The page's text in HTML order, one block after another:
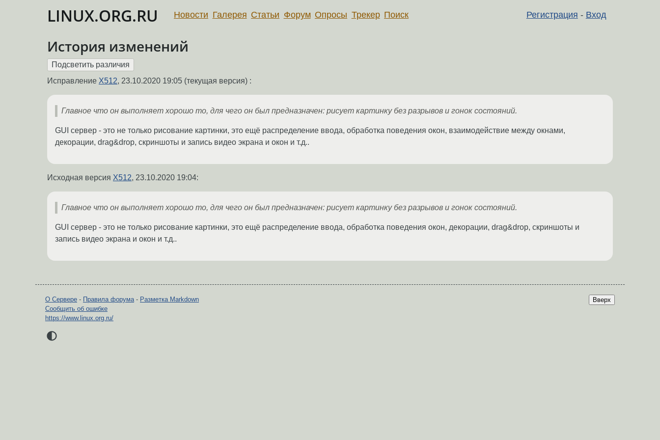
LINUX.ORG.RU Регистрация - Вход
Новости Галерея Статьи Форум Опросы Трекер Поиск
История изменений
Исправление X512, 23.10.2020 19:05 (текущая версия) :
Главное что он выполняет хорошо то, для чего он был предназначен: рисует картинку без разрывов и гонок состояний.
GUI сервер - это не только рисование картинки, это ещё распределение ввода, обработка поведения окон, взаимодействие между окнами,
декорации, drag&drop, скриншоты и запись видео экрана и окон и т.д..
Исходная версия X512, 23.10.2020 19:04:
Главное что он выполняет хорошо то, для чего он был предназначен: рисует картинку без разрывов и гонок состояний.
GUI сервер - это не только рисование картинки, это ещё распределение ввода, обработка поведения окон, декорации, drag&drop, скриншоты и
запись видео экрана и окон и т.д..
Вверх
О Сервере - Правила форума- Разметка Markdown
Сообщить об ошибке
https://www.linux.org.ru/